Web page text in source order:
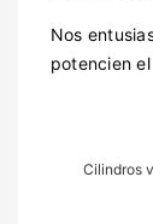
Nos
potencien
Cilindros